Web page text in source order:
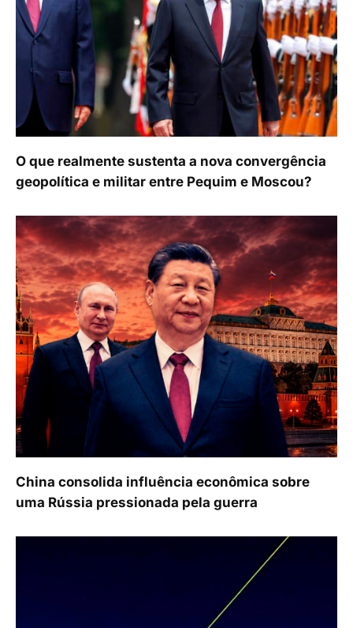
O que realmente sustenta a nova convergência
geopolítica e militar entre Pequim e Moscou?
China consolida influência econômica sobre
uma Rússia pressionada pela guerra